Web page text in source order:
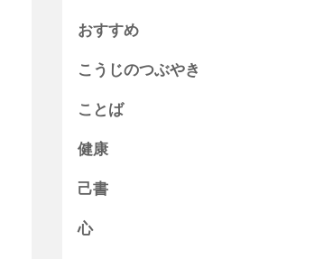
おすすめ
こうじのつぶやき
ことば
健康
己書
心